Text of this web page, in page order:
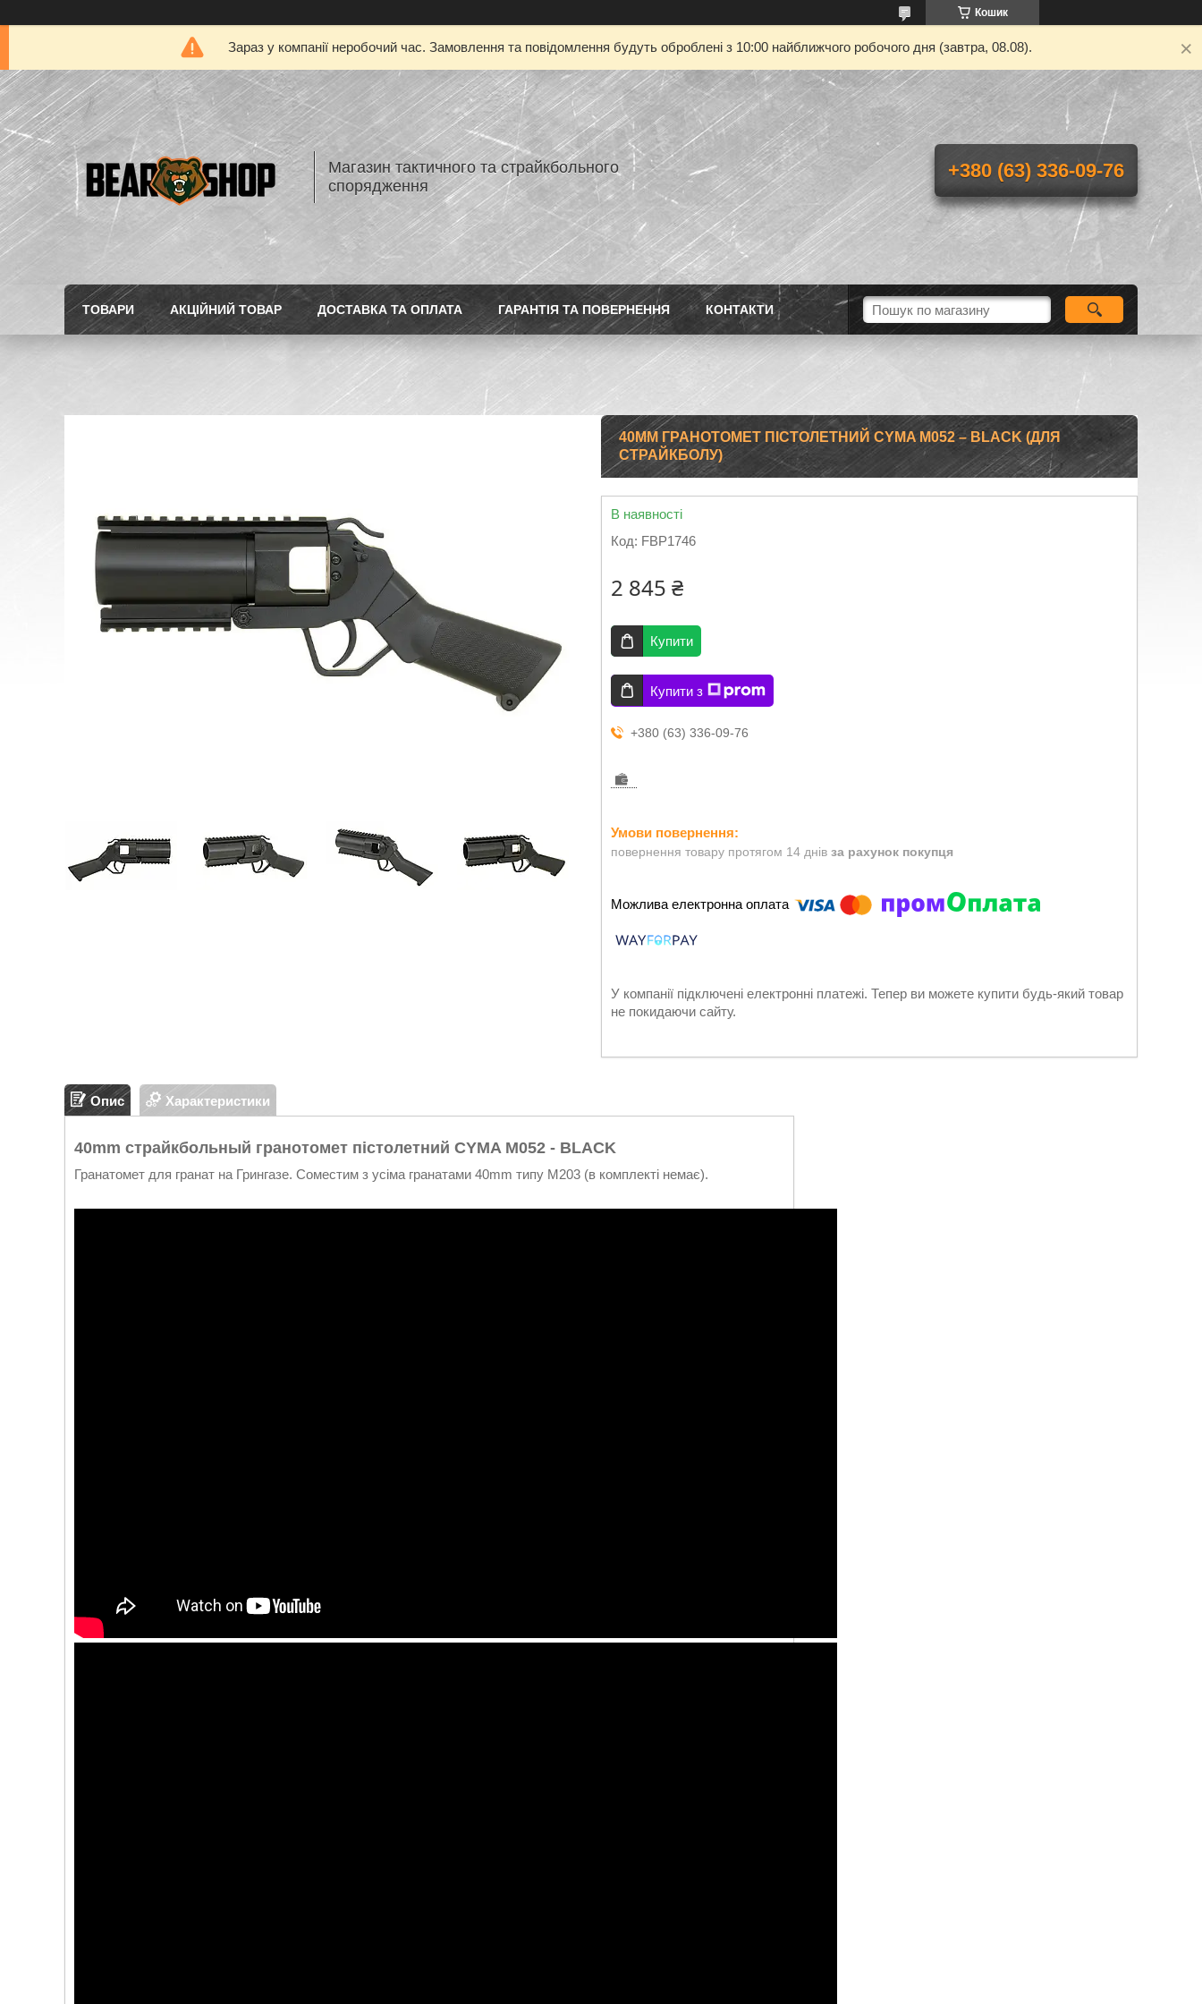
Кошик
Зараз у компанії неробочий час. Замовлення та повідомлення будуть оброблені з 10:00 найближчого робочого дня (завтра, 08.08).
Магазин тактичного та страйкбольного
спорядження
+380 (63) 336-09-76
ТОВАРИ АКЦІЙНИЙ ТОВАР ДОСТАВКА ТА ОПЛАТА ГАРАНТІЯ ТА ПОВЕРНЕННЯ КОНТАКТИ
40MM ГРАНОТОМЕТ ПІСТОЛЕТНИЙ CYMA M052 – BLACK (ДЛЯ
СТРАЙКБОЛУ)
В наявності
Код: FBP1746
2 845 ₴
Купити
Купити з
+380 (63) 336-09-76
повернення товару протягом 14 днів за рахунок покупця
У компанії підключені електронні платежі. Тепер ви можете купити будь-який товар
не покидаючи сайту.
Опис Характеристики
40mm страйкбольный гранотомет пістолетний CYMA M052 - BLACK
Гранатомет для гранат на Грингазе. Соместим з усіма гранатами 40mm типу M203 (в комплекті немає).